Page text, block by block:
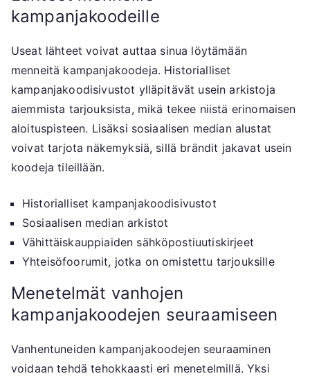
kampanjakoodeille
Useat lähteet voivat auttaa sinua löytämään
menneitä kampanjakoodeja. Historialliset
kampanjakoodisivustot ylläpitävät usein arkistoja
aiemmista tarjouksista, mikä tekee niistä erinomaisen
aloituspisteen. Lisäksi sosiaalisen median alustat
voivat tarjota näkemyksiä, sillä brändit jakavat usein
koodeja tileillään.
Historialliset kampanjakoodisivustot
Sosiaalisen median arkistot
Vähittäiskauppiaiden sähköpostiuutiskirjeet
Yhteisöfoorumit, jotka on omistettu tarjouksille
Menetelmät vanhojen
kampanjakoodejen seuraamiseen
Vanhentuneiden kampanjakoodejen seuraaminen
voidaan tehdä tehokkaasti eri menetelmillä. Yksi